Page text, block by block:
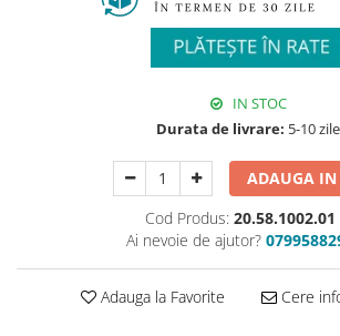
IN STOC
Durata de livrare: 5-10 zile
ADAUGA IN
Cod Produs: 20.58.1002.01
Ai nevoie de ajutor?
Adauga la Favorite Cere